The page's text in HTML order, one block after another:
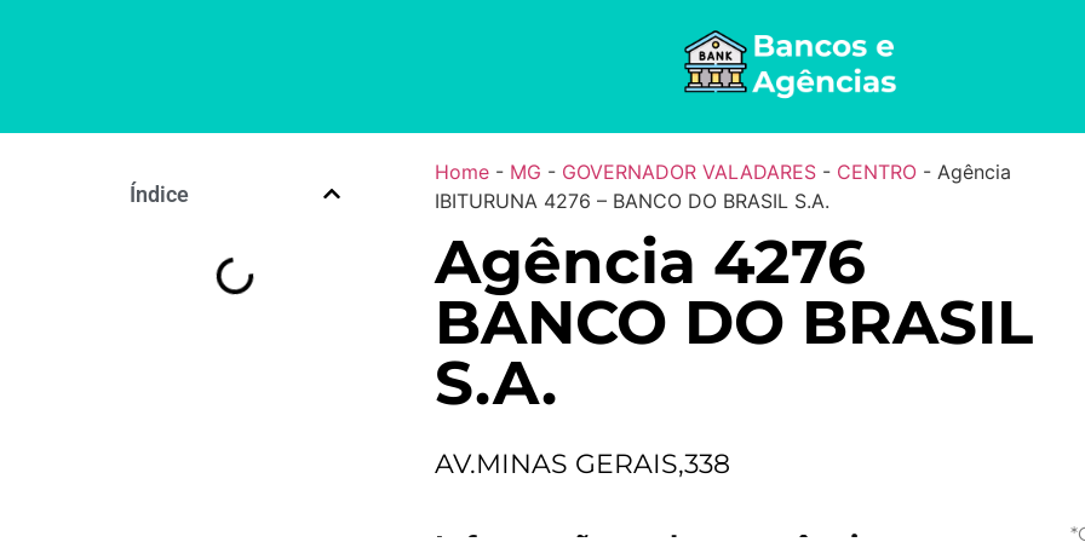
Índice
Home- MG - GOVERNADOR VALADARES- CENTRO- Agência
IBITURUNA 4276 – BANCO DO BRASIL S.A.
Agência 4276
BANCO DO BRASIL
S.A.
AV.MINAS GERAIS,338